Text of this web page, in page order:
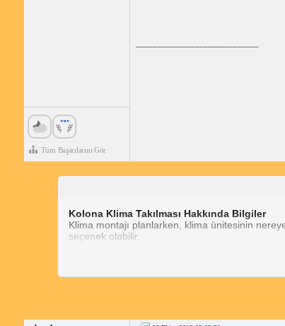
Tüm Başarılarını Gör
Kolona Klima Takılması Hakkında Bilgiler
Klima montajı planlarken, klima ünitesinin
seçenek olabilir.
Evet, kolona klima takılabilir. Ancak, bu her
Kolonun Yapısı:Kolonun taşıma